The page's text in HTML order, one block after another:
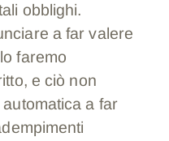
obblighi.
a far valere
faremo
e ciò non
a far